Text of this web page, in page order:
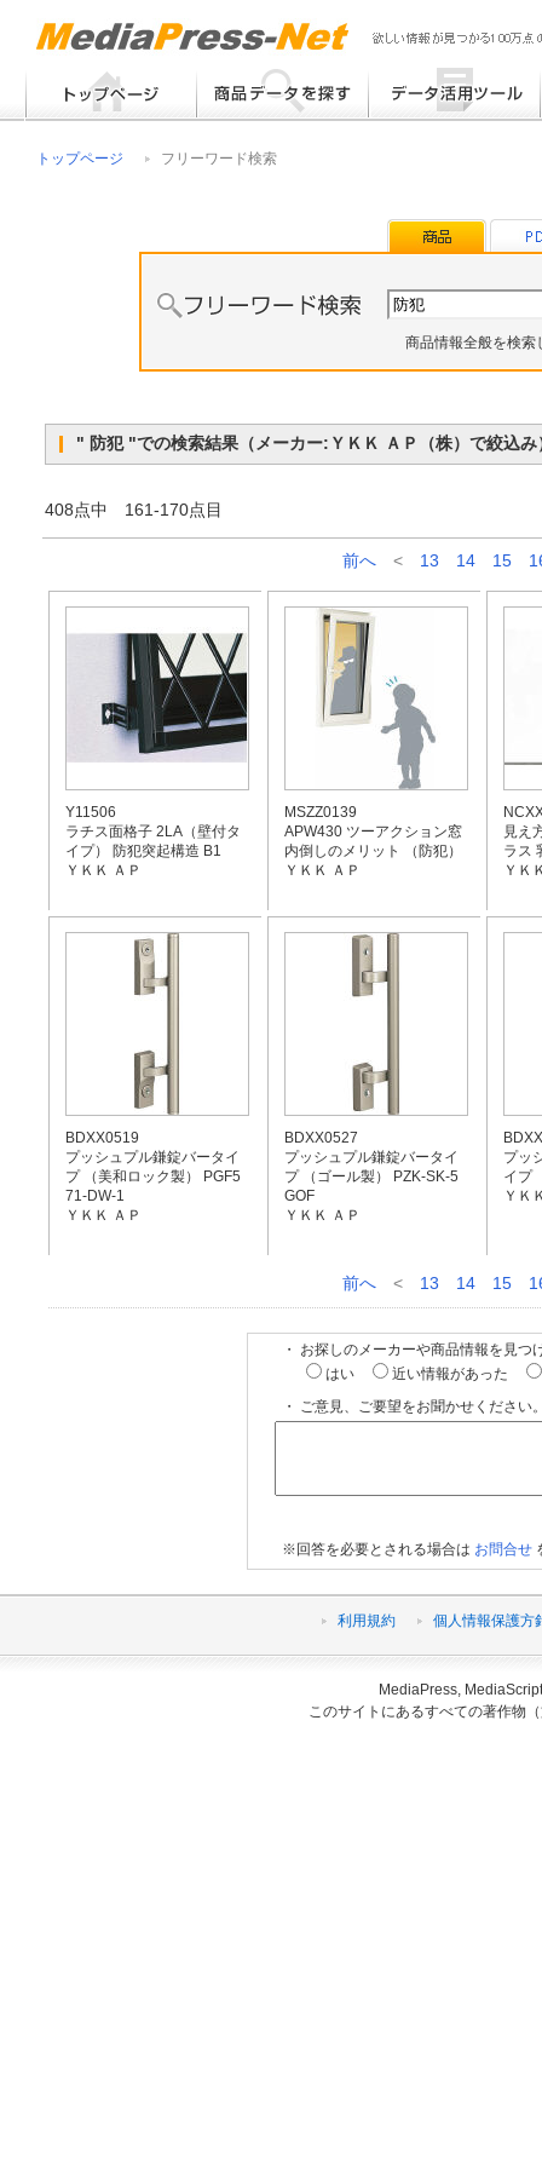
メーカー別検索
トップページ フリーワード検索
商品情報全般を検索
" 防犯 "での検索結果（メーカー:ＹＫＫ ＡＰ（株）で絞
408点中 161-170点目
前へ < 13 14 15
Y11506
ラチス面格子 2LA（壁付タ
イプ） 防犯突起構造 B1
ＹＫＫ ＡＰ
MSZZ0139
APW430 ツーアクション窓
内倒しのメリット （防犯）
ＹＫＫ ＡＰ
見え
ラス
ＹＫ
BDXX0519
プッシュプル鎌錠バータイ
プ （美和ロック製） PGF5
71-DW-1
ＹＫＫ ＡＰ
BDXX0527
プッシュプル鎌錠バータイ
プ （ゴール製） PZK-SK-5
GOF
ＹＫＫ ＡＰ
プッ
イプ
ＹＫ
前へ < 13 14 15
・ お探しのメーカーや商品情報を見つ
はい
近い情報があった
・ ご意見、ご要望をお聞かせください
※回答を必要とされる場合は お問合せ
利用規約 個人情報保護方
MediaPress,
このサイトにあるすべての著作物